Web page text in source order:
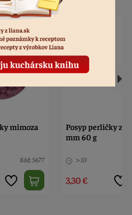
Posyp perličky zlaté 6
> 10
3,30 €